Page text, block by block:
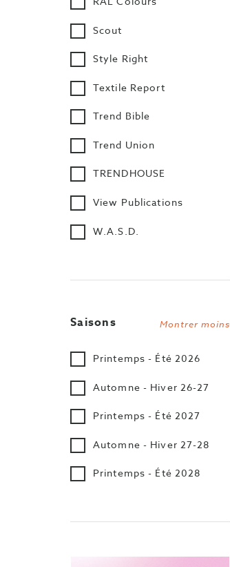
Scout
Style Right
Textile Report
Trend Bible
Trend Union
TRENDHOUSE
View Publications
W.A.S.D.
Saisons Montrer moins
Printemps - Été 2026
Automne - Hiver 26-27
Printemps - Été 2027
Automne - Hiver 27-28
Printemps - Été 2028